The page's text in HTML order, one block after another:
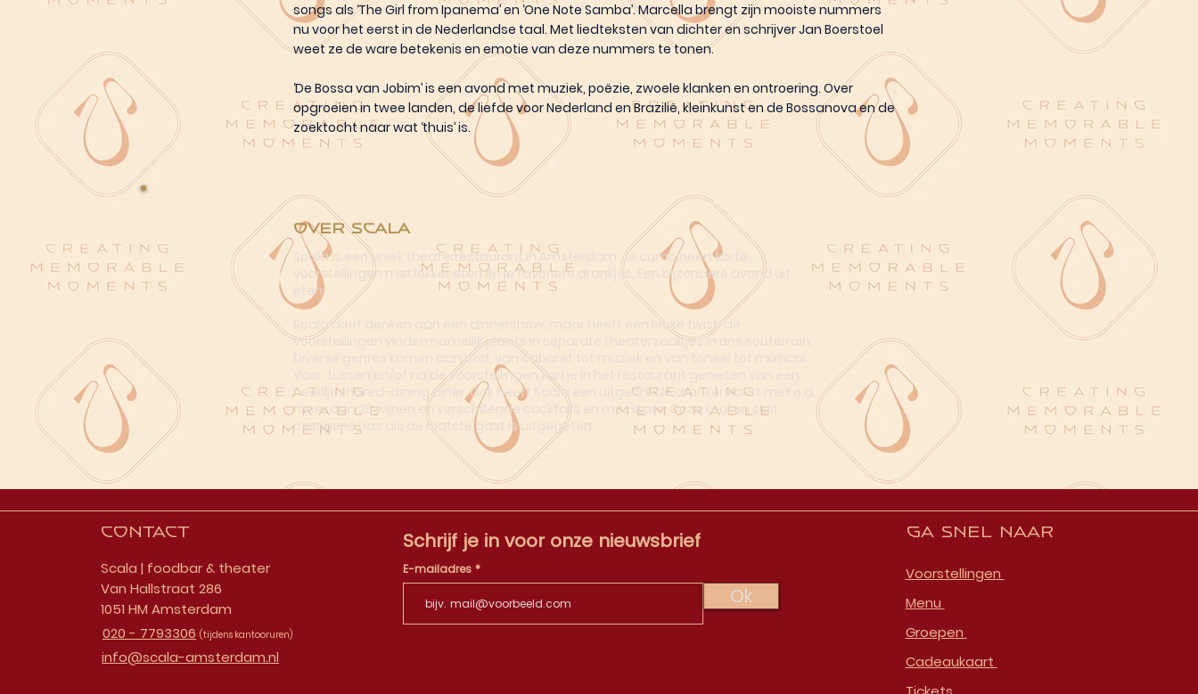
songs als ‘The Girl from Ipanema’ en ‘One Note Samba’. Marcella brengt zijn mooiste nummers
nu voor het eerst in de Nederlandse taal. Met liedteksten van dichter en schrijver Jan Boerstoel
weet ze de ware betekenis en emotie van deze nummers te tonen.
‘De Bossa van Jobim’ is een avond met muziek, poëzie, zwoele klanken en ontroering. Over
opgroeien in twee landen, de liefde voor Nederland en Brazilië, kleinkunst en de Bossanova en de
zoektocht naar wat ‘thuis’ is.
Over Scala
Scala is een uniek theaterrestaurant in Amsterdam. Je combineert korte
voorstellingen met lekker eten én je favoriete drankjes. Een bijzondere avond uit
eten!
Scala doet denken aan een dinnershow, maar heeft een leuke twist: de
voorstellingen vinden namelijk plaats in separate theaterzaaltjes in ons souterrain.
Diverse genres komen aan bod, van cabaret tot muziek en van toneel tot musical.
Voor, tussen en/of na de voorstellingen kan je in het restaurant genieten van een
heerlijk shared-dining diner. Ook heeft Scala een uitgebreide drankenkaart met o.a.
meer dan 25 wijnen en verschillende cocktails en mocktails. Onze keuken sluit
overigens pas als de laatste gast is uitgegeten.
Contact
Scala | foodbar & theater
Van Hallstraat 286
1051 HM Amsterdam
020 - 7793306 (tijdens kantooruren)
info@scala-amsterdam.nl
Schrijf je in voor onze nieuwsbrief
E-mailadres
Ok
Ga snel naar
Voorstellingen
Menu
Groepen
Cadeaukaart